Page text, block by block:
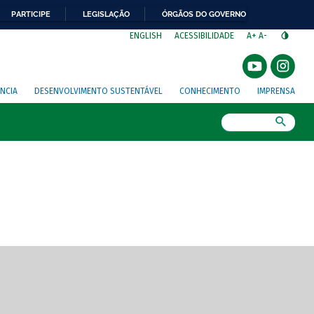
PARTICIPE LEGISLAÇÃO ÓRGÃOS DO GOVERNO
ENGLISH ACESSIBILIDADE A+ A-
DESENVOLVIMENTO SUSTENTÁVEL CONHECIMENTO IMPRENSA
de tela